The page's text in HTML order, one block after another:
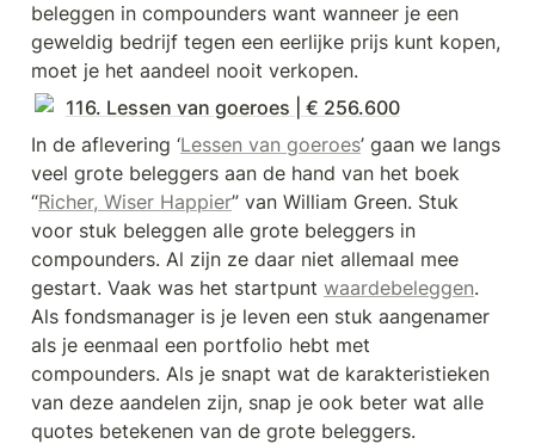
beleggen in compounders want wanneer je een
geweldig bedrijf tegen een eerlijke prijs kunt kopen,
moet je het aandeel nooit verkopen.
116. Lessen van goeroes | € 256.600
In de aflevering ‘Lessen van goeroes’ gaan we langs
veel grote beleggers aan de hand van het boek
“Richer, Wiser Happier” van William Green. Stuk
voor stuk beleggen alle grote beleggers in
compounders. Al zijn ze daar niet allemaal mee
gestart. Vaak was het startpunt waardebeleggen.
Als fondsmanager is je leven een stuk aangenamer
als je eenmaal een portfolio hebt met
compounders. Als je snapt wat de karakteristieken
van deze aandelen zijn, snap je ook beter wat alle
quotes betekenen van de grote beleggers.